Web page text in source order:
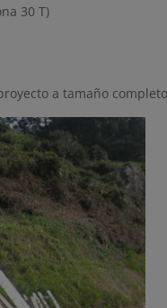
30 T)
a tamaño